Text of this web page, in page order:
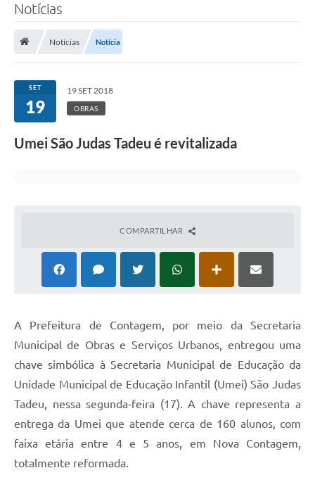
Notícias
Notícias Notícia
SET
19
19 SET 2018
OBRAS
Umei São Judas Tadeu é revitalizada
COMPARTILHAR
A Prefeitura de Contagem, por meio da Secretaria
Municipal de Obras e Serviços Urbanos, entregou uma
chave simbólica à Secretaria Municipal de Educação da
Unidade Municipal de Educação Infantil (Umei) São Judas
Tadeu, nessa segunda-feira (17). A chave representa a
entrega da Umei que atende cerca de 160 alunos, com
faixa etária entre 4 e 5 anos, em Nova Contagem,
totalmente reformada.